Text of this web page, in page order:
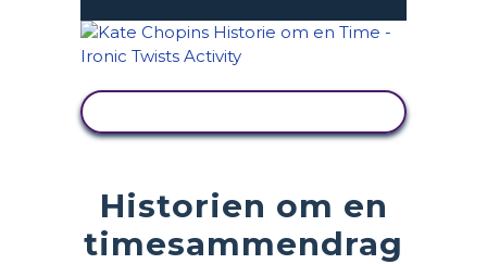
Historien om en
timesammendrag